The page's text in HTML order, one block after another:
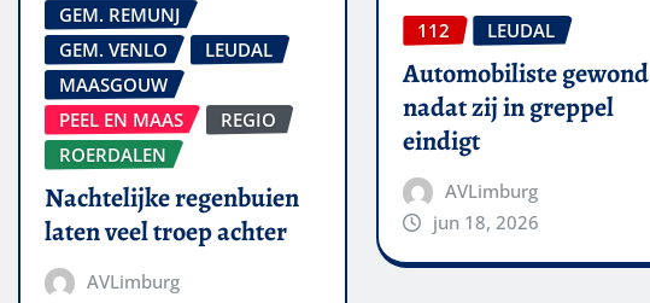
GEM. REMUNJ
GEM. VENLO
LEUDAL
MAASGOUW
PEEL EN MAAS
REGIO
ROERDALEN
Nachtelijke regenbuien
laten veel troep achter
AVLimburg
112 LEUDAL
Automobiliste gewond
nadat zij in greppel
eindigt
AVLimburg
jun 18, 2026